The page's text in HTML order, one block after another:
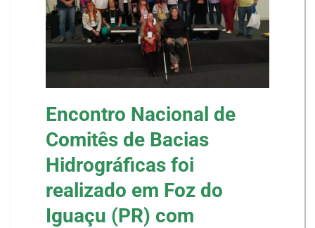
Encontro Nacional de
Comitês de Bacias
Hidrográficas foi
realizado em Foz do
Iguaçu (PR) com